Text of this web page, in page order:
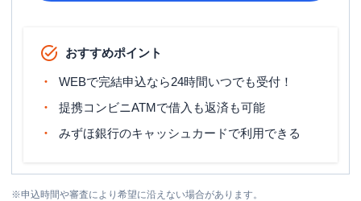
おすすめポイント
WEBで完結申込なら24時間いつでも受付！
提携コンビニATMで借入も返済も可能
みずほ銀行のキャッシュカードで利用できる
※申込時間や審査により希望に沿えない場合があります。